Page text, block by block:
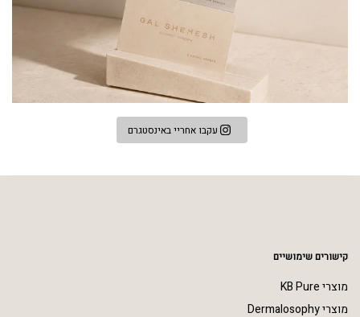
עקבו אחריי באינסטגרם
קישורים שימושיים
מוצרי KB Pure
מוצרי Dermalosophy